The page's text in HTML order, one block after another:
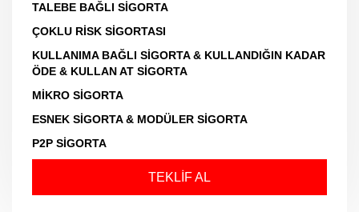
TALEBE BAĞLI SİGORTA
ÇOKLU RİSK SİGORTASI
KULLANIMA BAĞLI SİGORTA & KULLANDIĞIN KADAR
ÖDE & KULLAN AT SİGORTA
MİKRO SİGORTA
ESNEK SİGORTA & MODÜLER SİGORTA
P2P SİGORTA
TEKLİF AL